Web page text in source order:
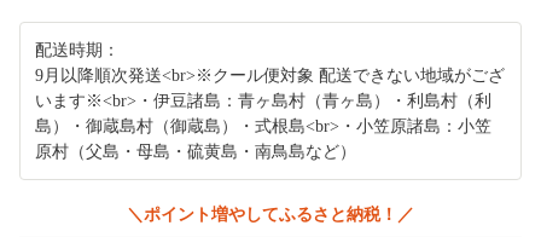
配送時期：
9月以降順次発送<br>※クール便対象 配送できない地域がござ
います※<br>・伊豆諸島：青ヶ島村（青ヶ島）・利島村（利
島）・御蔵島村（御蔵島）・式根島<br>・小笠原諸島：小笠
原村（父島・母島・硫黄島・南鳥島など）
＼ポイント増やしてふるさと納税！／